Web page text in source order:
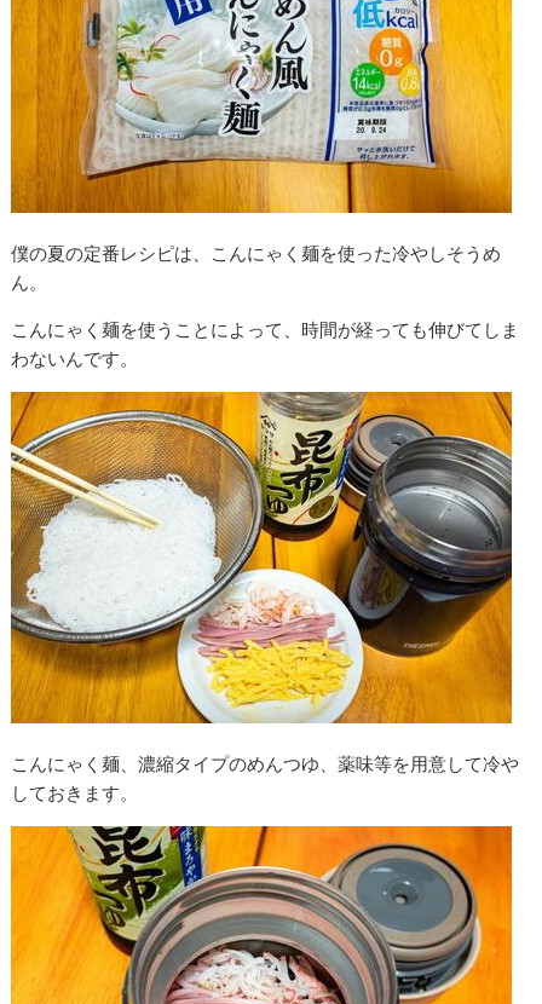
僕の夏の定番レシピは、こんにゃく麺を使った冷やしそうめ
ん。
こんにゃく麺を使うことによって、時間が経っても伸びてしま
わないんです。
こんにゃく麺、濃縮タイプのめんつゆ、薬味等を用意して冷や
しておきます。